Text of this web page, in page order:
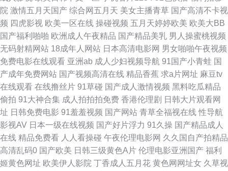
线 日本综合无码 亚洲免费黄色网止 91影片 岛国免费小电影 九九性视频 人
人操人人干网 香蕉视频网址 91少妇热舞被操 超碰福利电影 久草国产精品视
频 日本黑丝三级A片 亚洲第四页 97超碰夜夜 福利社八区九区 久久大香蕉A
片 日必视频 亚洲国产日韩系列 91网站在线观看 国产视频在线91 欧美Aⅴ 无
码专区伦理三级 人妖伪娘 91青娱乐网站 国产成人综合网 欧美aa中文字幕 天
堂影音AV无码 91作爱 福利社在线视频 老湿机操 色友一区二区三区 69AV电
院 激情五月天国产 综合网五月天 美女主播青草 国产高清不卡视
频 四虎影视 欧美一区在线 操碰视频 五月天婷婷欧美 欧美大BB
国产福利啪啪 欧洲成人午夜精品 国产精品美乳 男人操蜜桃视频
无码射精网站 18成年人网站 日本高清电影网 男女啪啪午夜视频
免费电影在线观看 亚洲ab 成人少妇视频导航 91国产小青蛙 国
产成年免费网站 国产视频高清在线 精品香蕉 求a片网址 麻豆tv
在线观看 在线撸丝片 91草碰 国产成人激情视频 黑料吃瓜精品
偷拍 91大神合集 成人拍拍拍免费 香港伦理剧 日韩大片观看网
址 日韩免费电影 91羞羞视频 国产网站 青草全福视在线 性导航
影视AV 日本一级在线视频 国产好片浮力 91久操 国产精品成人
在线 精品免费看 人人看操碰 午夜伦理电影网 久久国自产拍精品
高清乱码0 国产欧美 日韩三级黄色A片 伦理电影亚洲国产 福利
姬黄色网址 欧美伊人影院 丁香成人五月花 黄色网网址女 久草视